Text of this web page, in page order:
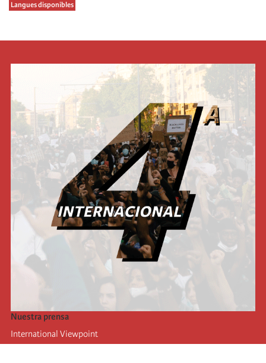
Langues disponibles
Nuestra prensa
International Viewpoint